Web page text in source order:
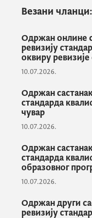
Значајан број
служба подршке
2024“, који
просвјете у
Активности које
Централни
сљедеће: Прва
Епале
конференција
процват!
стручном
Везани чланци:
Одржан онлине
ревизију
оквиру ревизије
10.07.2026.
Одржан
стандарда
чувар
10.07.2026.
Одржан
стандарда
образовног
10.07.2026.
Одржан други
ревизију